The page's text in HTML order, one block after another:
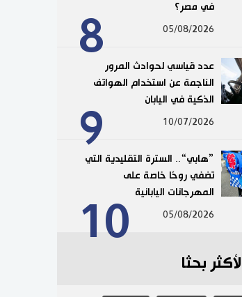
8
في مصر؟
05/08/2026
9
عدد قياسي لحوادث المرور
الناجمة عن استخدام الهواتف
الذكية في اليابان
10/07/2026
10
”هابي“.. السترة التقليدية التي
تضفي روحًا خاصة على
المهرجانات اليابانية
05/08/2026
بحثا